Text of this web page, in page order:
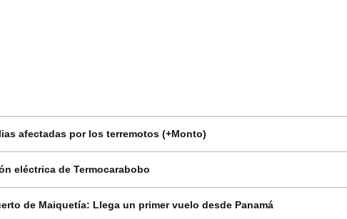
afectadas por los terremotos (+Monto)
eléctrica de Termocarabobo
de Maiquetía: Llega un primer vuelo desde Panamá